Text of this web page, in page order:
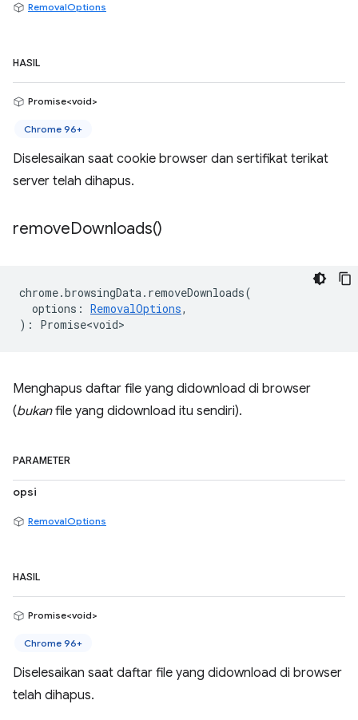
RemovalOptions
HASIL
Promise<void>
Chrome 96+
Diselesaikan saat cookie browser dan sertifikat terikat
server telah dihapus.
removeDownloads()
chrome.browsingData. removeDownloads(
options : RemovalOptions,
) : Promise<void>
Menghapus daftar file yang didownload di browser
(bukanfile yang didownload itu sendiri).
PARAMETER
opsi
RemovalOptions
HASIL
Promise<void>
Chrome 96+
Diselesaikan saat daftar file yang didownload di browser
telah dihapus.